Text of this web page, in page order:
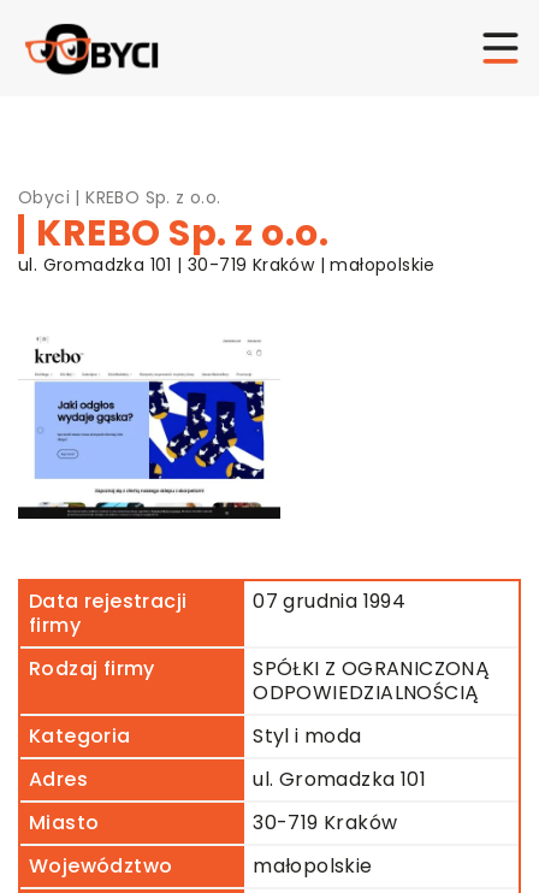
Obyci |KREBO Sp. z o.o.
KREBO Sp. z o.o.
ul. Gromadzka 101 | 30-719 Kraków | małopolskie
Data rejestracji
firmy
07 grudnia 1994
Rodzaj firmy
SPÓŁKI Z OGRANICZONĄ
ODPOWIEDZIALNOŚCIĄ
Kategoria
Styl i moda
Adres
ul. Gromadzka 101
Miasto
30-719 Kraków
Województwo
małopolskie